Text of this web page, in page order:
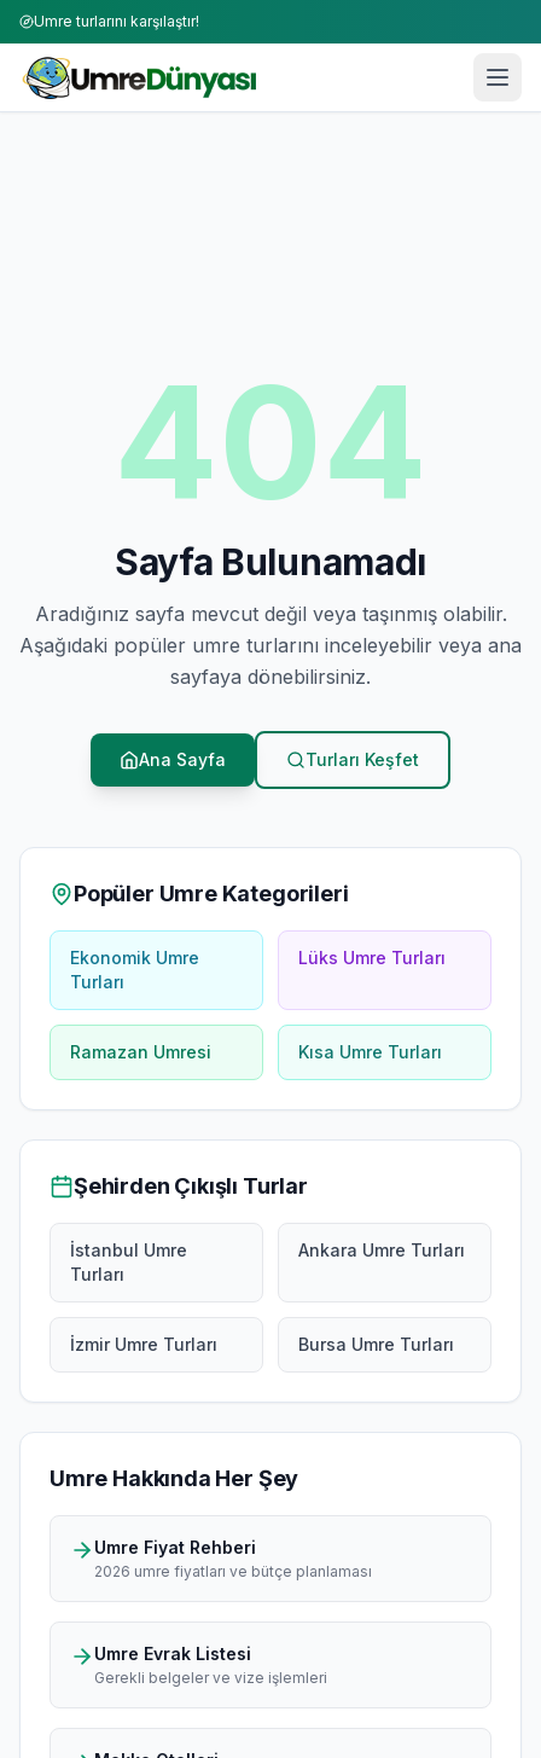
Umre turlarını karşılaştır!
404
Sayfa Bulunamadı
Aradığınız sayfa mevcut değil veya taşınmış olabilir.
Aşağıdaki popüler umre turlarını inceleyebilir veya ana
sayfaya dönebilirsiniz.
Ana Sayfa Turları Keşfet
Popüler Umre Kategorileri
Ekonomik Umre
Turları
Lüks Umre Turları
Ramazan Umresi Kısa Umre Turları
Şehirden Çıkışlı Turlar
İstanbul Umre
Turları
Ankara Umre Turları
İzmir Umre Turları Bursa Umre Turları
Umre Hakkında Her Şey
Umre Fiyat Rehberi
2026 umre fiyatları ve bütçe planlaması
Umre Evrak Listesi
Gerekli belgeler ve vize işlemleri